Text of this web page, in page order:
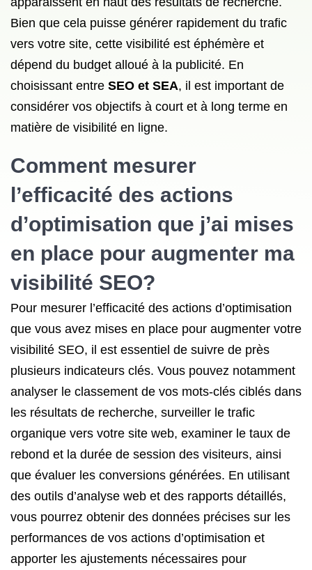
Bien que cela puisse générer rapidement du trafic
vers votre site, cette visibilité est éphémère et
dépend du budget alloué à la publicité. En
choisissant entre SEO et SEA, il est important de
considérer vos objectifs à court et à long terme en
matière de visibilité en ligne.
Comment mesurer
l’efficacité des actions
d’optimisation que j’ai mises
en place pour augmenter ma
visibilité SEO?
Pour mesurer l’efficacité des actions d’optimisation
que vous avez mises en place pour augmenter votre
visibilité SEO, il est essentiel de suivre de près
plusieurs indicateurs clés. Vous pouvez notamment
analyser le classement de vos mots-clés ciblés dans
les résultats de recherche, surveiller le trafic
organique vers votre site web, examiner le taux de
rebond et la durée de session des visiteurs, ainsi
que évaluer les conversions générées. En utilisant
des outils d’analyse web et des rapports détaillés,
vous pourrez obtenir des données précises sur les
performances de vos actions d’optimisation et
apporter les ajustements nécessaires pour